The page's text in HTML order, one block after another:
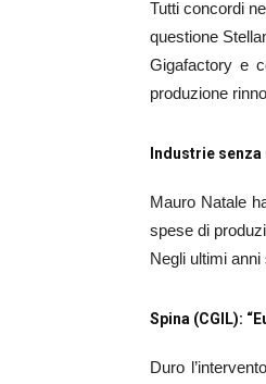
Tutti concordi
questione
Gigafactory e
produzione
Industrie
Mauro Natale
spese di
Negli ultimi
Spina (CGIL):
Duro